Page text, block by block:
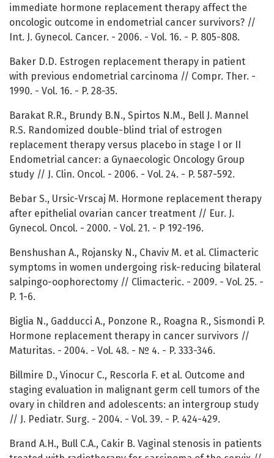
immediate hormone replacement therapy affect the
oncologic outcome in endometrial cancer survivors? //
Int. J. Gynecol. Cancer. - 2006. - Vol. 16. - P. 805-808.
Baker D.D. Estrogen replacement therapy in patient
with previous endometrial carcinoma // Compr. Ther. -
1990. - Vol. 16. - P. 28-35.
Barakat R.R., Brundy B.N., Spirtos N.M., Bell J. Mannel
R.S. Randomized double-blind trial of estrogen
replacement therapy versus placebo in stage I or II
Endometrial cancer: a Gynaecologic Oncology Group
study // J. Clin. Oncol. - 2006. - Vol. 24. - P. 587-592.
Bebar S., Ursic-Vrscaj M. Hormone replacement therapy
after epithelial ovarian cancer treatment // Eur. J.
Gynecol. Oncol. - 2000. - Vol. 21. - P 192-196.
Benshushan A., Rojansky N., Chaviv M. et al. Climacteric
symptoms in women undergoing risk-reducing bilateral
salpingo-oophorectomy // Climacteric. - 2009. - Vol. 25. -
P. 1-6.
Biglia N., Gadducci A., Ponzone R., Roagna R., Sismondi P.
Hormone replacement therapy in cancer survivors //
Maturitas. - 2004. - Vol. 48. - № 4. - P. 333-346.
Billmire D., Vinocur C., Rescorla F. et al. Outcome and
staging evaluation in malignant germ cell tumors of the
ovary in children and adolescents: an intergroup study
// J. Pediatr. Surg. - 2004. - Vol. 39. - P. 424-429.
Brand A.H., Bull C.A., Cakir B. Vaginal stenosis in patients